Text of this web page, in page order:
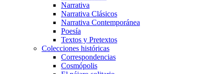
Narrativa
Narrativa Clásicos
Narrativa Contemporánea
Poesía
Textos y Pretextos
Colecciones históricas
Correspondencias
Cosmópolis